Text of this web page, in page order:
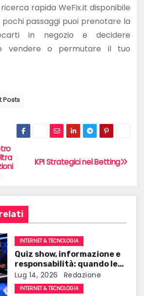
rapida WeFix.it disponibile
pochi passaggi puoi prenotare la
in negozio e decidere
vendere o permutare il tuo
Posts
KPI Strategici nel Betting
INTERNET & TECNOLOGIA
Quiz show, informazione e
responsabilità: quando le
parole contano quanto le
risposte
Lug 14, 2026 Redazione
INTERNET & TECNOLOGIA